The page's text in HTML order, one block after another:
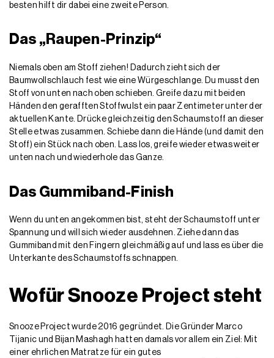
besten hilft dir dabei eine zweite Person.
Das „Raupen-Prinzip“
Niemals oben am Stoff ziehen! Dadurch zieht sich der
Baumwollschlauch fest wie eine Würgeschlange. Du musst den
Stoff von unten nach oben schieben. Greife dazu mit beiden
Händen den gerafften Stoffwulst ein paar Zentimeter unter der
aktuellen Kante. Drücke gleichzeitig den Schaumstoff an dieser
Stelle etwas zusammen. Schiebe dann die Hände (und damit den
Stoff) ein Stück nach oben. Lass los, greife wieder etwas weiter
unten nach und wiederhole das Ganze.
Das Gummiband-Finish
Wenn du unten angekommen bist, steht der Schaumstoff unter
Spannung und will sich wieder ausdehnen. Ziehe dann das
Gummiband mit den Fingern gleichmäßig auf und lass es über die
Unterkante des Schaumstoffs schnappen.
Wofür Snooze Project steht
Snooze Project wurde 2016 gegründet. Die Gründer Marco
Tijanic und Bijan Mashagh hatten damals vor allem ein Ziel: Mit
einer ehrlichen Matratze für ein gutes